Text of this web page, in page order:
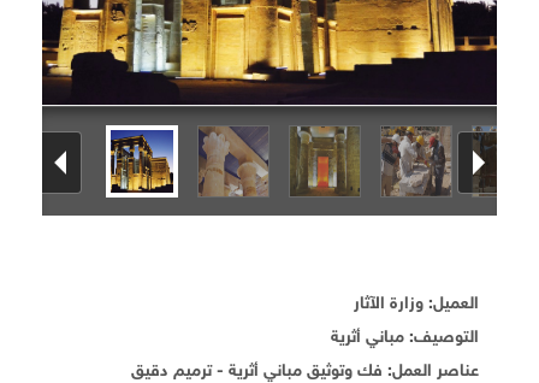
العميل: وزارة الآثار
التوصيف: مباني أثرية
عناصر العمل: فك وتوثيق مباني أثرية - ترميم دقيق